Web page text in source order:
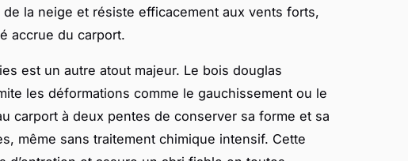
la neige et résiste efficacement aux vents forts,
accrue du carport.
est un autre atout majeur. Le bois douglas
les déformations comme le gauchissement ou le
carport à deux pentes de conserver sa forme et sa
même sans traitement chimique intensif. Cette